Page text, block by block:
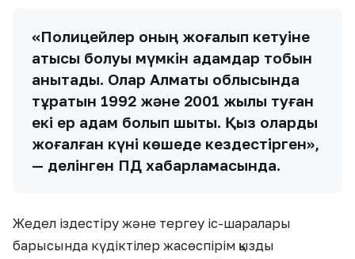
«Полицейлер оның жоғалып кетуіне
қатысы болуы мүмкін адамдар тобын
анықтады. Олар Алматы облысында
тұратын 1992 және 2001 жылы туған
екі ер адам болып шықты. Қыз оларды
жоғалған күні көшеде кездестірген»,
— делінген ПД хабарламасында.
Жедел іздестіру және тергеу іс-шаралары
барысында күдіктілер жасөспірім қызды